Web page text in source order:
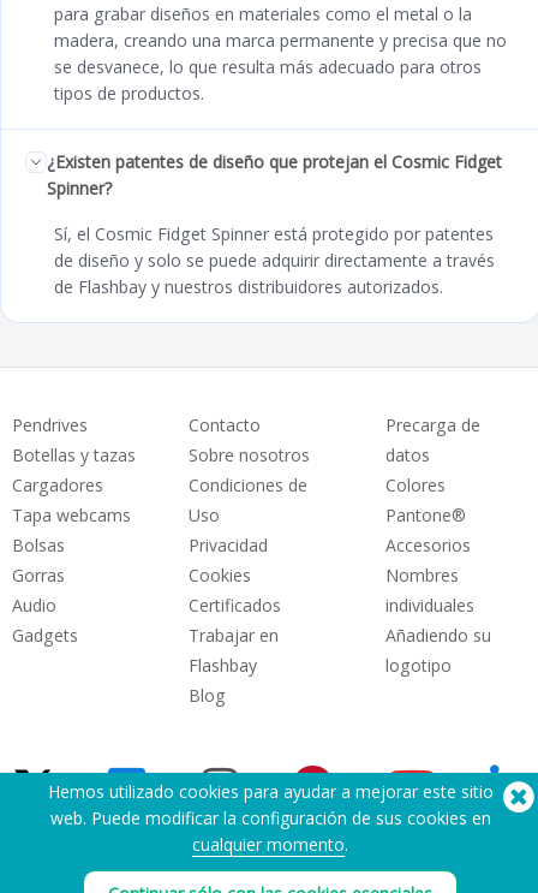
para grabar diseños en materiales como el metal o la
madera, creando una marca permanente y precisa que no
se desvanece, lo que resulta más adecuado para otros
tipos de productos.
¿Existen patentes de diseño que protejan el Cosmic Fidget
Spinner?
Sí, el Cosmic Fidget Spinner está protegido por patentes
de diseño y solo se puede adquirir directamente a través
de Flashbay y nuestros distribuidores autorizados.
Pendrives
Botellas y tazas
Cargadores
Tapa webcams
Bolsas
Gorras
Audio
Gadgets
Contacto
Sobre nosotros
Condiciones de
Uso
Privacidad
Cookies
Certificados
Trabajar en
Flashbay
Blog
Precarga de
datos
Colores
Pantone®
Accesorios
Nombres
individuales
Añadiendo su
logotipo
¿Necesita ayuda? Tlf:(650) 938-3500 (US)
Hemos utilizado cookies para ayudar a mejorar este sitio
web. Puede modificar la configuración de sus cookies en
cualquier momento.